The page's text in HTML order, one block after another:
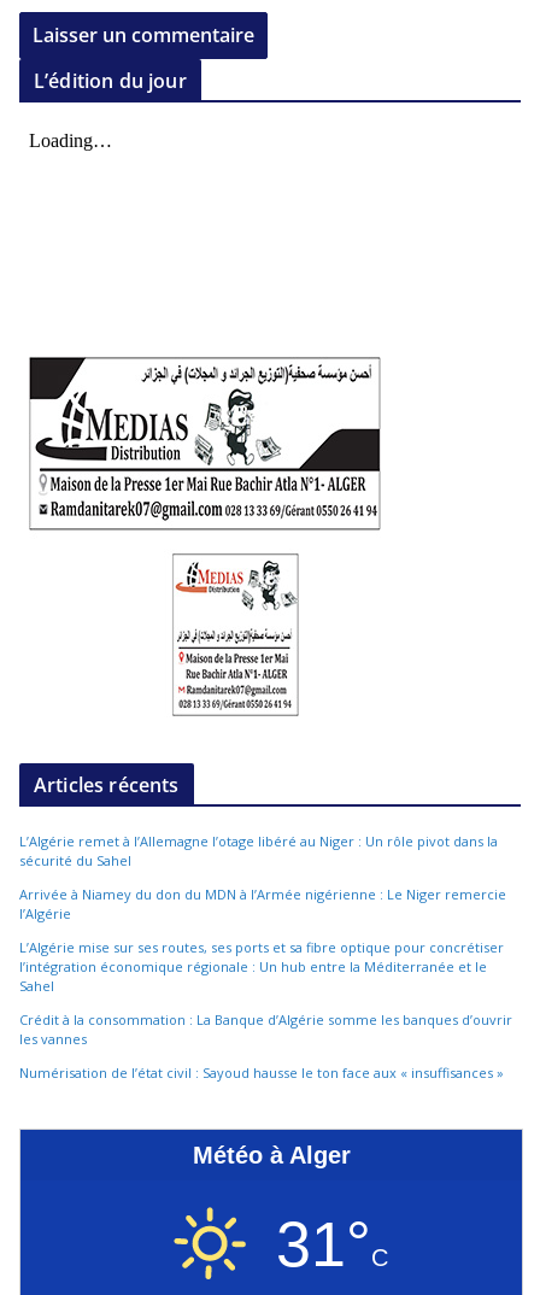
L’édition du jour
Articles récents
L’Algérie remet à l’Allemagne l’otage libéré au Niger : Un rôle pivot dans la
sécurité du Sahel
Arrivée à Niamey du don du MDN à l’Armée nigérienne : Le Niger remercie
l’Algérie
L’Algérie mise sur ses routes, ses ports et sa fibre optique pour concrétiser
l’intégration économique régionale : Un hub entre la Méditerranée et le
Sahel
Crédit à la consommation : La Banque d’Algérie somme les banques d’ouvrir
les vannes
Numérisation de l’état civil : Sayoud hausse le ton face aux « insuffisances »
Météo à Alger
31°C